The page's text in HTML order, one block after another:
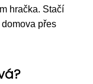
hračka. Stačí
přes